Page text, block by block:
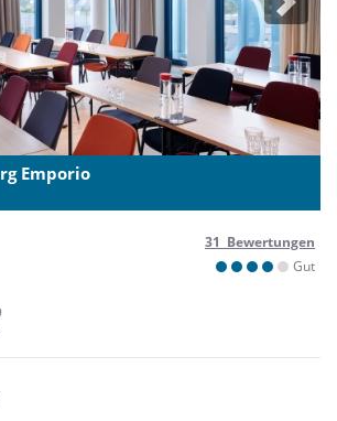
Next
Emporio
31 Bewertungen
Gut